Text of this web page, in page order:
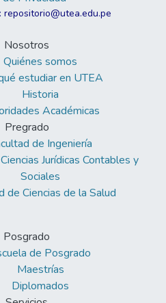
Nosotros
Quiénes somos
estudiar en UTEA
Historia
Académicas
Pregrado
de Ingeniería
Jurídicas Contables y
Sociales
de Ciencias de la Salud
Posgrado
de Posgrado
Maestrías
Diplomados